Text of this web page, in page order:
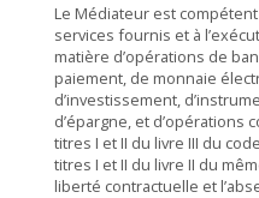
Le Médiateur est
services fournis et à
matière d’opérations de
paiement, de monnaie
d’investissement,
d’épargne, et
titres I et II du livre III du
titres I et II du livre II du
liberté contractuelle et